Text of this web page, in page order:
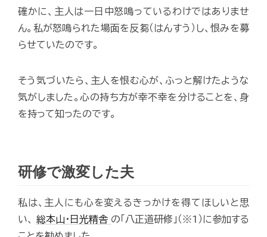
確かに、主人は一日中怒鳴っているわけではありませ
ん。私が怒鳴られた場面を反芻（はんすう）し、恨みを募
らせていたのです。
そう気づいたら、主人を恨む心が、ふっと解けたような
気がしました。心の持ち方が幸不幸を分けることを、身
を持って知ったのです。
研修で激変した夫
私は、主人にも心を変えるきっかけを得てほしいと思
い、 総本山・日光精舎 の「八正道研修」（※1）に参加する